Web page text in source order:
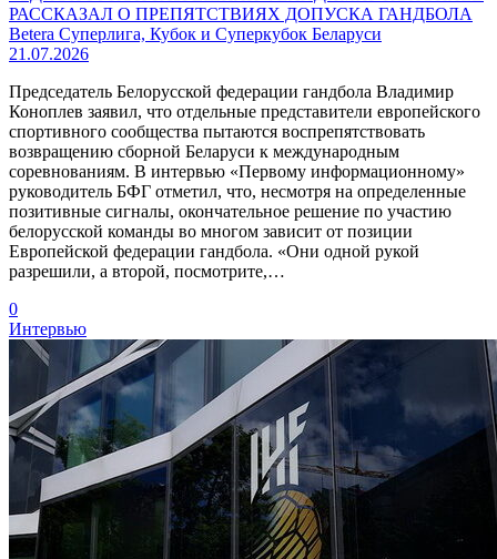
РАССКАЗАЛ О ПРЕПЯТСТВИЯХ ДОПУСКА ГАНДБОЛА
Betera Суперлига, Кубок и Суперкубок Беларуси
21.07.2026
Председатель Белорусской федерации гандбола Владимир
Коноплев заявил, что отдельные представители европейского
спортивного сообщества пытаются воспрепятствовать
возвращению сборной Беларуси к международным
соревнованиям. В интервью «Первому информационному»
руководитель БФГ отметил, что, несмотря на определенные
позитивные сигналы, окончательное решение по участию
белорусской команды во многом зависит от позиции
Европейской федерации гандбола. «Они одной рукой
разрешили, а второй, посмотрите,…
0
Интервью